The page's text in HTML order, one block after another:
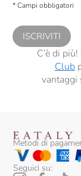
comunicazioni
* Campi obbligatori
ISCRIVITI
C’è di
Club
vantaggi
Metodi di
Seguici su: